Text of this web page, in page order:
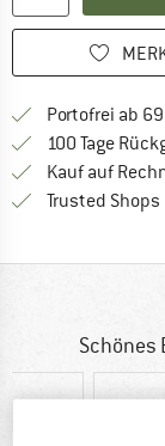
Portofrei ab
100 Tage
Kauf auf
Trusted
Schönes